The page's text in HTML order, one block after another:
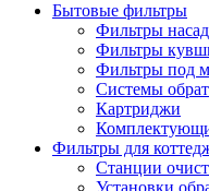
Бытовые фильтры
Фильтры
Фильтры
Фильтры под
Системы
Картриджи
Фильтры для
Станции
Установки